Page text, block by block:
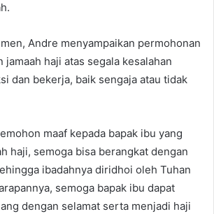
Andre menyampaikan permohonan
jamaah haji atas segala kesalahan
dan bekerja, baik sengaja atau tidak
maaf kepada bapak ibu yang
haji, semoga bisa berangkat dengan
ibadahnya diridhoi oleh Tuhan
semoga bapak ibu dapat
dengan selamat serta menjadi haji